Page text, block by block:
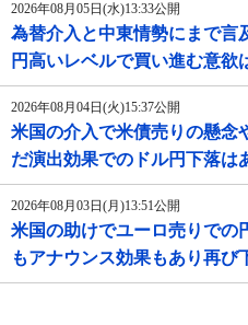
2026年08月05日(水)13:33公開
為替介入と中東情勢にまで言
円高いレベルで買い進む意欲
2026年08月04日(火)15:37公開
米国の介入で米債売りの懸念
だ演出効果でのドル円下落は
2026年08月03日(月)13:51公開
米国の助けでユーロ売りでの
もアナウンス効果もあり再び